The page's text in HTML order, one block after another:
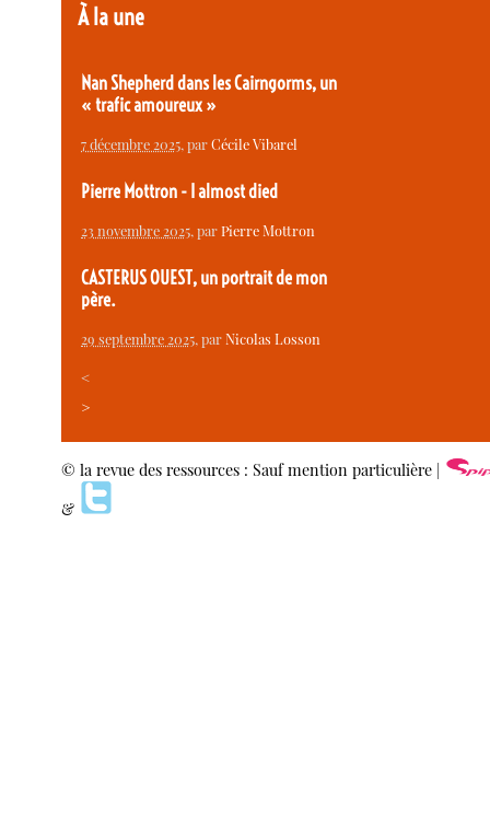
À la une
Nan Shepherd dans les Cairngorms, un
« trafic amoureux »
7 décembre 2025, parCécile Vibarel
Pierre Mottron - I almost died
23 novembre 2025, parPierre Mottron
CASTERUS OUEST, un portrait de mon
père.
29 septembre 2025, parNicolas Losson
<
>
© la revue des ressources : Sauf mention particulière |
&